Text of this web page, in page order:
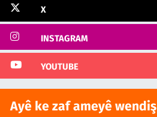
X
INSTAGRAM
YOUTUBE
Ayê ke zaf ameyê wendiş